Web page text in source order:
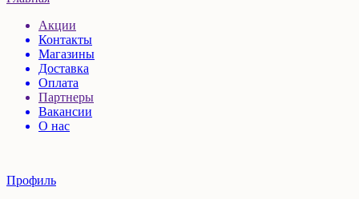
Акции
Контакты
Магазины
Доставка
Оплата
Партнеры
Вакансии
О нас
Профиль